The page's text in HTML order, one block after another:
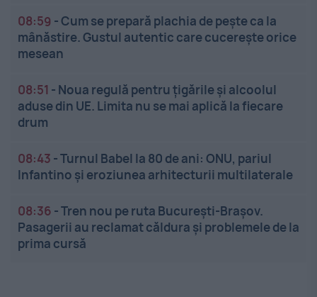
08:59 -Cum se prepară plachia de pește ca la
mânăstire. Gustul autentic care cucerește orice
mesean
08:51 - Noua regulă pentru țigările și alcoolul
aduse din UE. Limita nu se mai aplică la fiecare
drum
08:43 -Turnul Babel la 80 de ani: ONU, pariul
Infantino și eroziunea arhitecturii multilaterale
08:36 -Tren nou pe ruta București-Brașov.
Pasagerii au reclamat căldura și problemele de la
prima cursă